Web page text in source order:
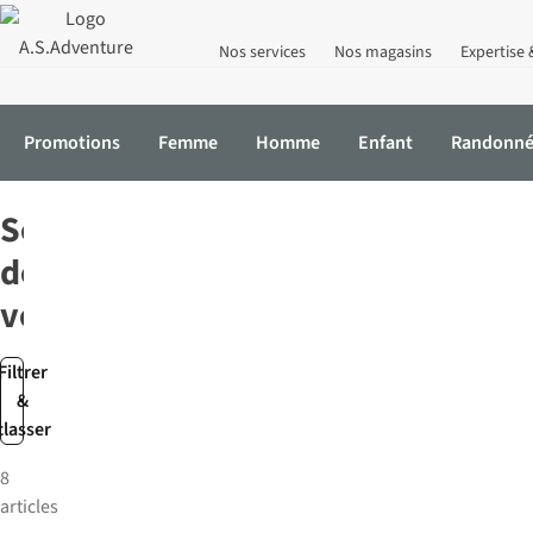
Nos services Nos magasins Expertise
Promotions Femme Homme Enfant
&
Sonnettes
de
vélo
8
articles